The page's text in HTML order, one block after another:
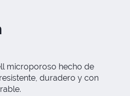
microporoso hecho de
duradero y con